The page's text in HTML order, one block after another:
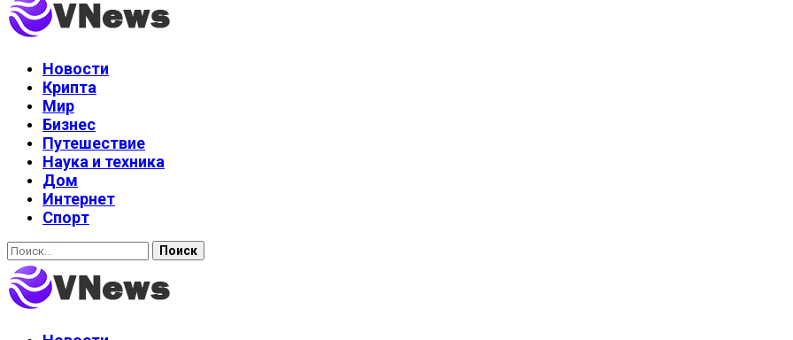
Новости
Крипта
Мир
Бизнес
Путешествие
Наука и техника
Дом
Интернет
Спорт
Найти: